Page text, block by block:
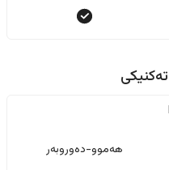
هەموو-دەوروبەر